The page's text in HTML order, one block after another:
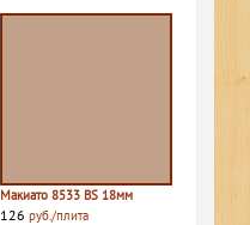
Макиато 8533 BS 18мм
126 руб./плита